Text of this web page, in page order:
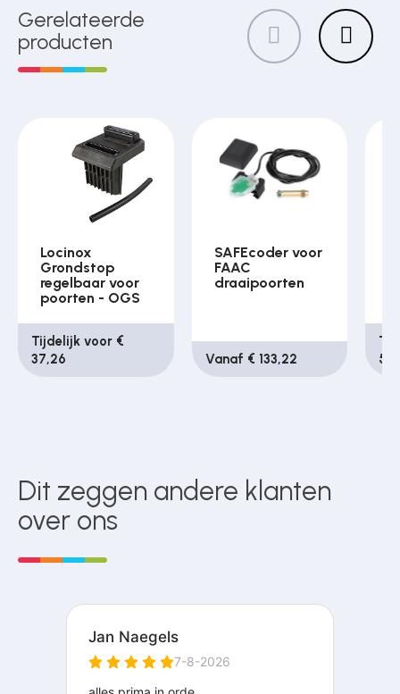
Gerelateerde
producten
Locinox
Grondstop
regelbaar voor
poorten - OGS
Tijdelijk voor €
37,26
SAFEcoder voor
FAAC
draaipoorten
Vanaf € 133,22
Dit zeggen andere klanten
over ons